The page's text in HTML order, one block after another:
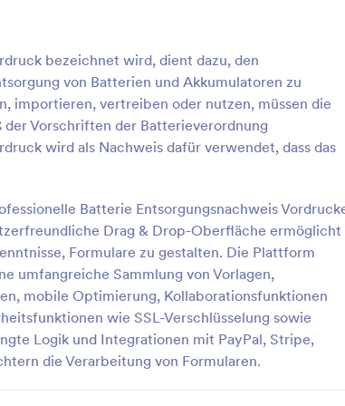
bezeichnet wird, dient dazu, den
von Batterien und Akkumulatoren zu
importieren, vertreiben oder nutzen, müssen die
Vorschriften der Batterieverordnung
wird als Nachweis dafür verwendet, dass das
Batterie Entsorgungsnachweis
Drag & Drop-Oberfläche ermöglicht
Formulare zu gestalten. Die Plattform
umfangreiche Sammlung von Vorlagen,
mobile Optimierung, Kollaborationsfunktionen
wie SSL-Verschlüsselung sowie
Logik und Integrationen mit PayPal, Stripe,
die Verarbeitung von Formularen.
verwendet
-verluste in
zu melden.
:
Dokumenten wird von
verwendet, um wichtige
Kunden zu teilen und sie auf den
schicken. Egal, ob Sie eine
Immobilienmakler, ein Fotostudio
Notar sind, optimieren Sie Ihre
Geschäftsprozesse mit unserem
für die Übergabe von
passen Sie einfach die
Unternehmen an, betten Sie das
auf Ihrer Website ein oder - Teilen
Go to Category:
Berichtsformulare
Vorlage verwenden